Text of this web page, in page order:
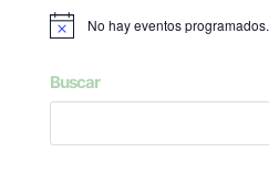
Aviso No hay eventos programados.
Buscar